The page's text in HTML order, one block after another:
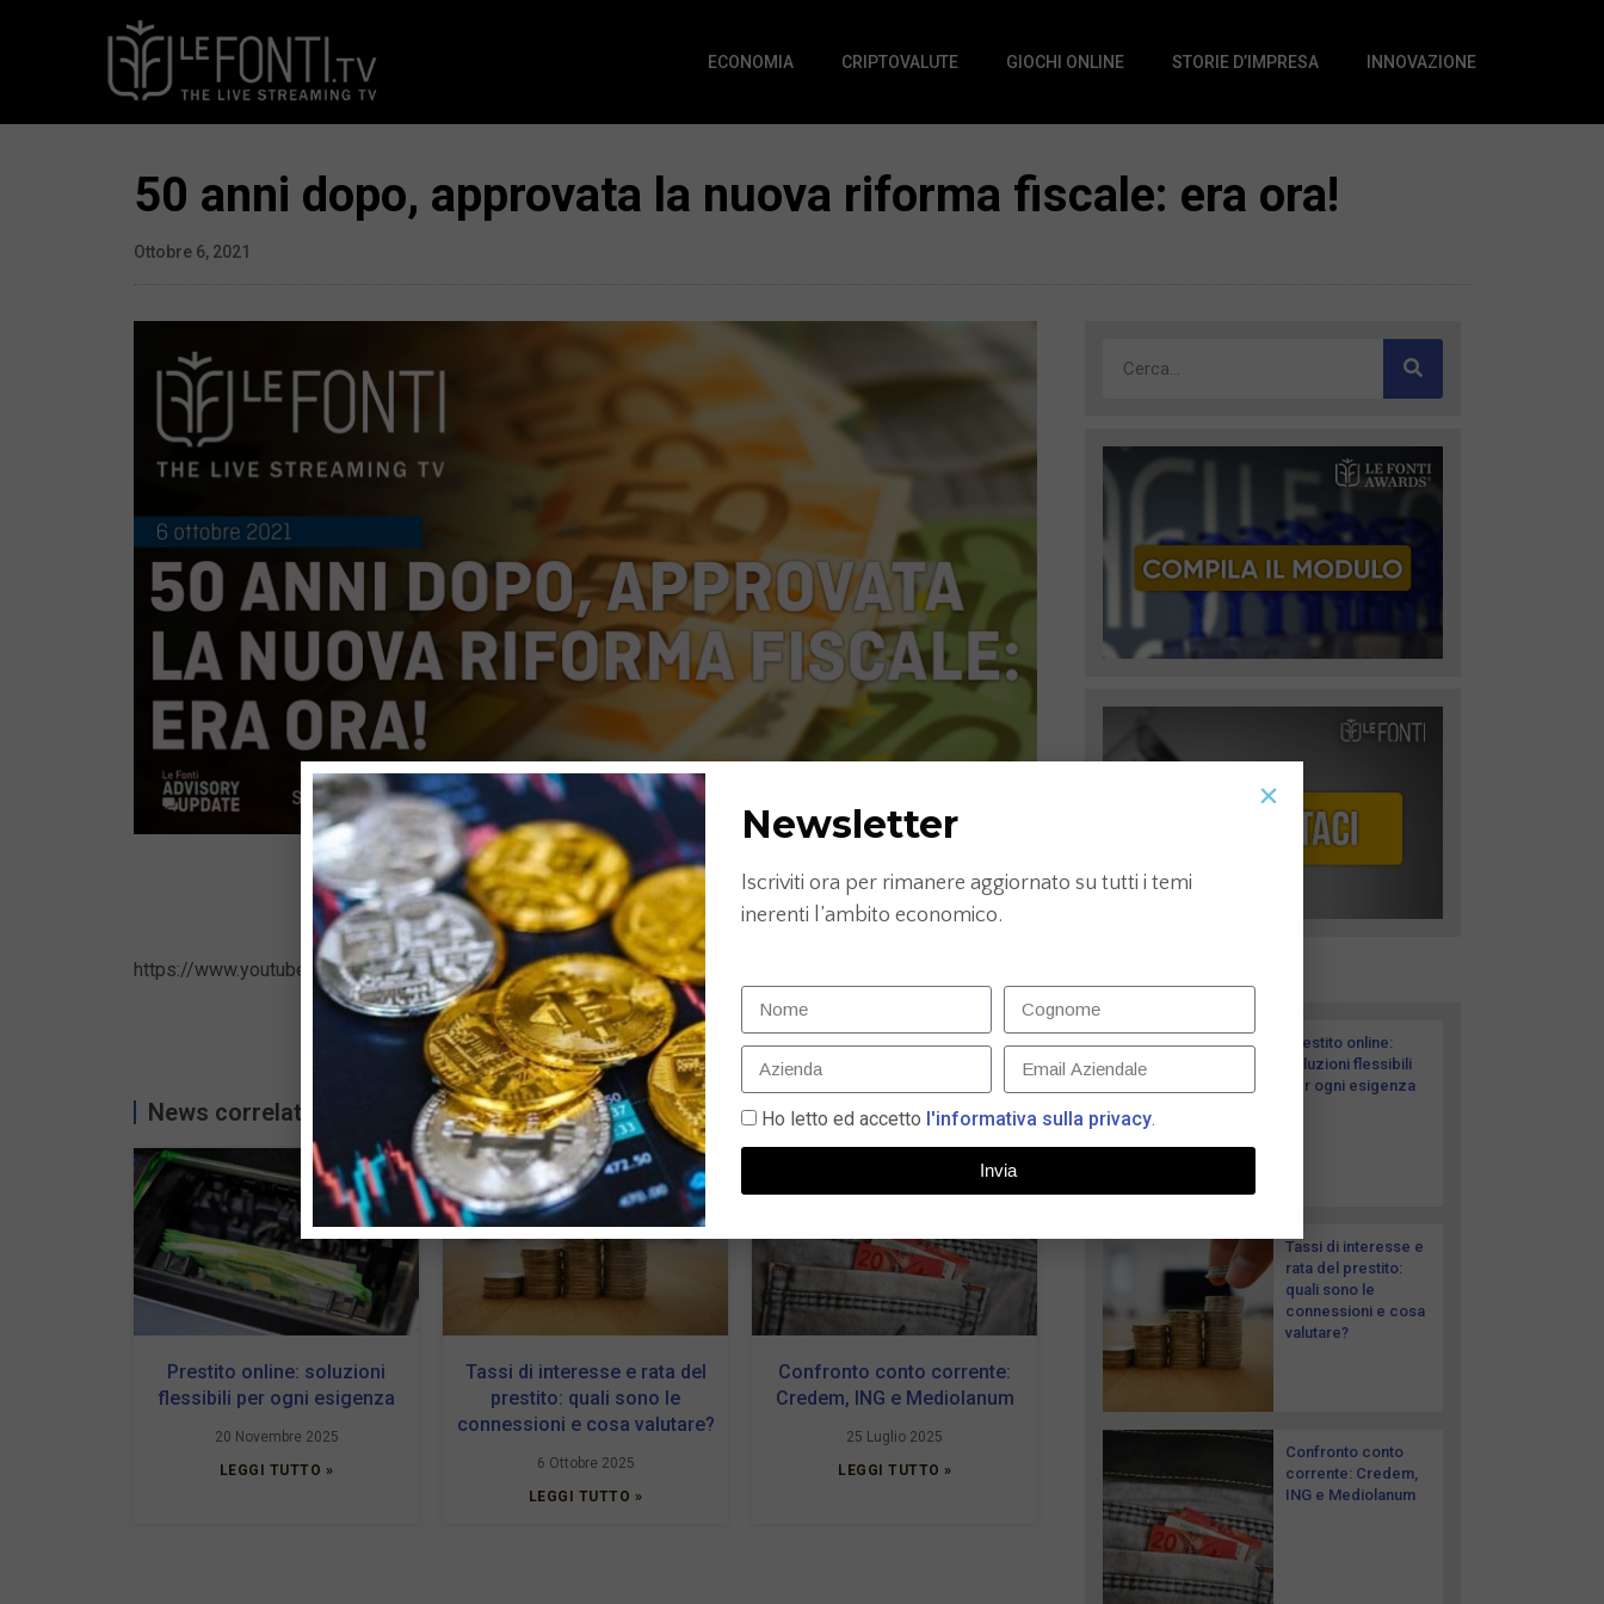
ECONOMIA CRIPTOVALUTE GIOCHI ONLINE STORIE D’IMPRESA INNOVAZIONE
50 anni dopo, approvata la nuova riforma fiscale: era ora!
Ottobre 6, 2021
https://www.youtube.com/watch?v=IzhI37VNFbQ&t=91s
News correlate...
Prestito online: soluzioni
flessibili per ogni esigenza
20 Novembre 2025
LEGGI TUTTO »
Tassi di interesse e rata del
prestito: quali sono le
connessioni e cosa valutare?
6 Ottobre 2025
LEGGI TUTTO »
Confronto conto corrente:
Credem, ING e Mediolanum
25 Luglio 2025
LEGGI TUTTO »
Prestito online:
soluzioni flessibili
per ogni esigenza
Tassi di interesse e
rata del prestito:
quali sono le
connessioni e cosa
valutare?
Confronto conto
corrente: Credem,
ING e Mediolanum
Newsletter
Iscriviti ora per rimanere aggiornato su tutti i temi
inerenti l’ambito economico.
Ho letto ed accetto l'informativa sulla privacy.
Invia